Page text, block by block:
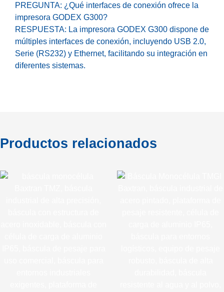
PREGUNTA: ¿Qué interfaces de conexión ofrece la
impresora GODEX G300?
RESPUESTA: La impresora GODEX G300 dispone de
múltiples interfaces de conexión, incluyendo USB 2.0,
Serie (RS232) y Ethernet, facilitando su integración en
diferentes sistemas.
Productos relacionados